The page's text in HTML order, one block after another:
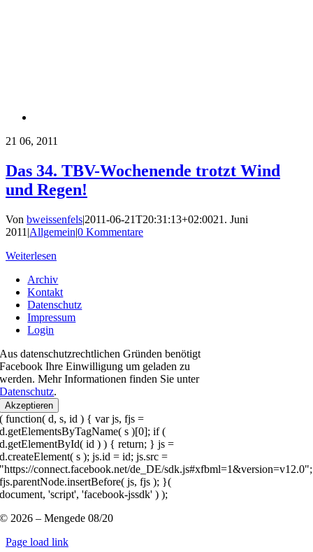
21 06, 2011
Das 34. TBV-Wochenende trotzt Wind
und Regen!
Von bweissenfels|2011-06-21T20:31:13+02:0021. Juni
2011 |Allgemein|0 Kommentare
Weiterlesen
Archiv
Kontakt
Datenschutz
Impressum
Login
Aus datenschutzrechtlichen Gründen benötigt
Facebook Ihre Einwilligung um geladen zu
werden. Mehr Informationen finden Sie unter
Datenschutz.
Akzeptieren
( function( d, s, id ) { var js, fjs =
d.getElementsByTagName( s )[0]; if (
d.getElementById( id ) ) { return; } js =
d.createElement( s ); js.id = id; js.src =
"https://connect.facebook.net/de_DE/sdk.js#xfbml=1&version=v12.0";
fjs.parentNode.insertBefore( js, fjs ); }(
document, 'script', 'facebook-jssdk' ) );
© 2026 – Mengede 08/20
Page load link